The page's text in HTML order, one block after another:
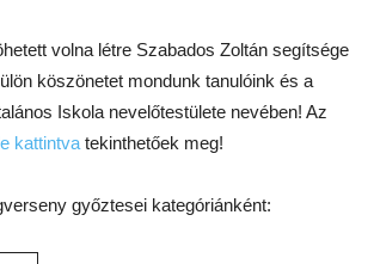
volna létre Szabados Zoltán segítsége
köszönetet mondunk tanulóink és a
Iskola nevelőtestülete nevében! Az
kattintva tekinthetőek meg!
győztesei kategóriánként: